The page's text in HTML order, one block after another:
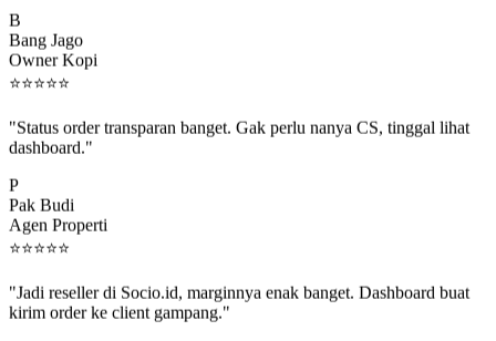
Bang Jago
Owner Kopi
⭐⭐⭐⭐⭐
dashboard."
Pak Budi
Agen Properti
⭐⭐⭐⭐⭐
kirim order ke client gampang."